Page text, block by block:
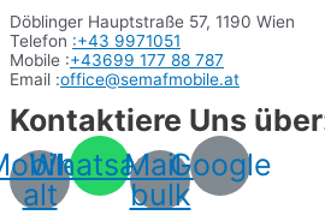
Döblinger Hauptstraße 57, 1190 Wien
Telefon :+43 9971051
Mobile :+43699 177 88 787
Email :office@semafmobile.at
Kontaktiere Uns
alt
Whatsapp
Mail-
bulk
Google